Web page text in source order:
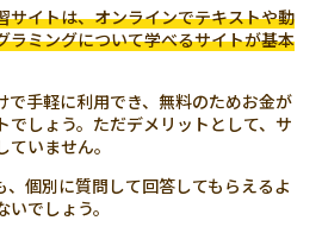
サイトは、オンラインでテキストや動
ラミングについて学べるサイトが基本
で手軽に利用でき、無料のためお金が
でしょう。ただデメリットとして、サ
いません。
個別に質問して回答してもらえるよ
でしょう。